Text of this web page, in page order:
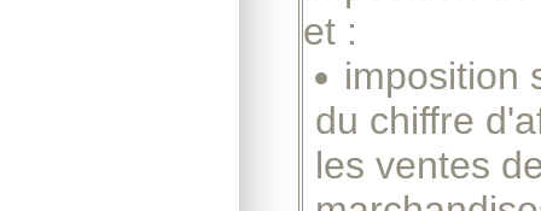
et :
imposition
du chiffre
les ventes